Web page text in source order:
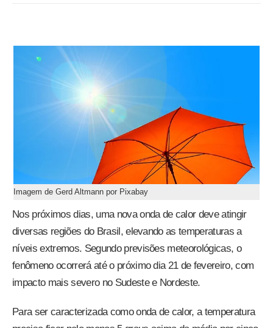
Imagem de Gerd Altmann por Pixabay
Nos próximos dias, uma nova onda de calor deve atingir
diversas regiões do Brasil, elevando as temperaturas a
níveis extremos. Segundo previsões meteorológicas, o
fenômeno ocorrerá até o próximo dia 21 de fevereiro, com
impacto mais severo no Sudeste e Nordeste.
Para ser caracterizada como onda de calor, a temperatura